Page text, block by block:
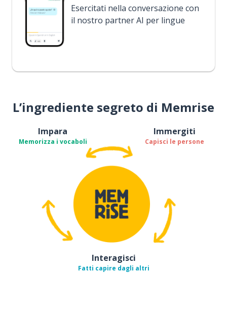
Esercitati nella conversazione con
il nostro partner AI per lingue
L’ingrediente segreto di Memrise
Impara
Memorizza i vocaboli
Immergiti
Capisci le persone
Interagisci
Fatti capire dagli altri